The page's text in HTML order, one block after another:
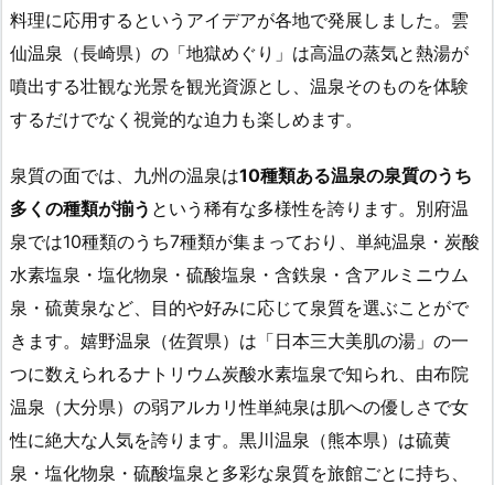
料理に応用するというアイデアが各地で発展しました。雲
仙温泉（長崎県）の「地獄めぐり」は高温の蒸気と熱湯が
噴出する壮観な光景を観光資源とし、温泉そのものを体験
するだけでなく視覚的な迫力も楽しめます。
泉質の面では、九州の温泉は10種類ある温泉の泉質のうち
多くの種類が揃う という稀有な多様性を誇ります。別府温
泉では10種類のうち7種類が集まっており、単純温泉・炭酸
水素塩泉・塩化物泉・硫酸塩泉・含鉄泉・含アルミニウム
泉・硫黄泉など、目的や好みに応じて泉質を選ぶことがで
きます。嬉野温泉（佐賀県）は「日本三大美肌の湯」の一
つに数えられるナトリウム炭酸水素塩泉で知られ、由布院
温泉（大分県）の弱アルカリ性単純泉は肌への優しさで女
性に絶大な人気を誇ります。黒川温泉（熊本県）は硫黄
泉・塩化物泉・硫酸塩泉と多彩な泉質を旅館ごとに持ち、